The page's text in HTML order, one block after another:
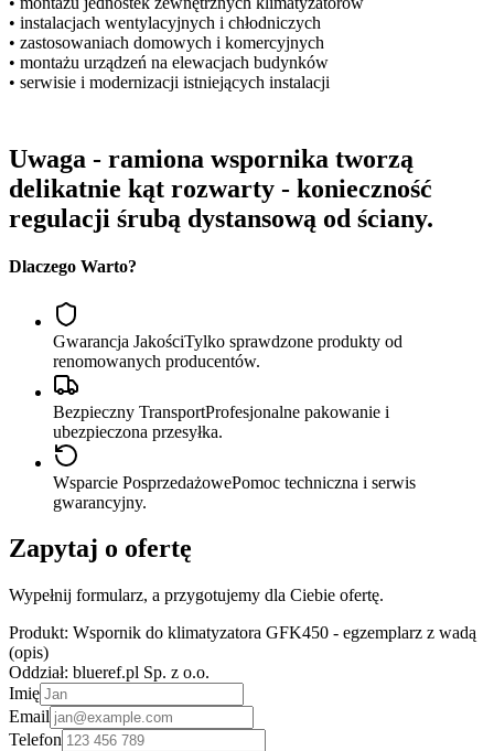
• instalacjach wentylacyjnych i chłodniczych
• zastosowaniach domowych i komercyjnych
• montażu urządzeń na elewacjach budynków
• serwisie i modernizacji istniejących instalacji
Uwaga - ramiona wspornika tworzą
delikatnie kąt rozwarty - konieczność
regulacji śrubą dystansową od ściany.
Dlaczego Warto?
Gwarancja JakościTylko sprawdzone produkty od
renomowanych producentów.
Bezpieczny TransportProfesjonalne pakowanie i
ubezpieczona przesyłka.
Wsparcie PosprzedażowePomoc techniczna i serwis
gwarancyjny.
Zapytaj o ofertę
Wypełnij formularz, a przygotujemy dla Ciebie ofertę.
Produkt: Wspornik do klimatyzatora GFK450 - egzemplarz z wadą
(opis)
Oddział: blueref.pl Sp. z o.o.
Imię
Email
Telefon